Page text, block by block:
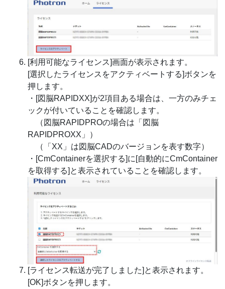
[利用可能なライセンス]画面が表示されます。
[選択したライセンスをアクティベートする]ボタンを
押します。
・[図脳RAPIDXX]が2項目ある場合は、一方のみチェ
ックが付いていることを確認します。
（図脳RAPIDPROの場合は「図脳
RAPIDPROXX」）
（「XX」は図脳CADのバージョンを表す数字）
・[CmContainerを選択する]に[自動的にCmContainer
を取得する]と表示されていることを確認します。
[ライセンス転送が完了しました]と表示されます。
[OK]ボタンを押します。